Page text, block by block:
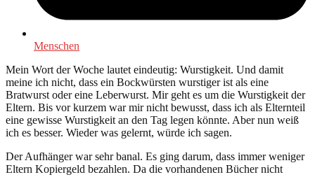
Menschen
Mein Wort der Woche lautet eindeutig: Wurstigkeit. Und damit
meine ich nicht, dass ein Bockwürsten wurstiger ist als eine
Bratwurst oder eine Leberwurst. Mir geht es um die Wurstigkeit der
Eltern. Bis vor kurzem war mir nicht bewusst, dass ich als Elternteil
eine gewisse Wurstigkeit an den Tag legen könnte. Aber nun weiß
ich es besser. Wieder was gelernt, würde ich sagen.
Der Aufhänger war sehr banal. Es ging darum, dass immer weniger
Eltern Kopiergeld bezahlen. Da die vorhandenen Bücher nicht